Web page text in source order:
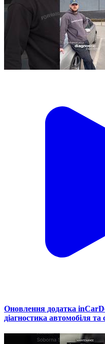
Оновлення додатка
діагностика автомобіля та